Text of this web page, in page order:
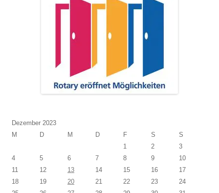
Dezember 2023
M
D M D F S
S
1
2
3
4
5 6 7 8 9
10
11
12 13 14 15 16
17
18
19 20 21 22 23
24